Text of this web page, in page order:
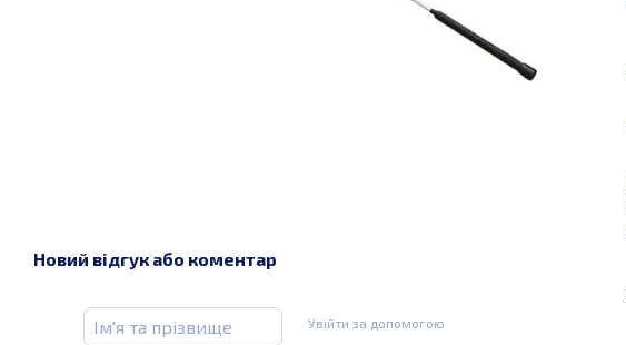
Новий відгук або коментар
Увійти за допомогою